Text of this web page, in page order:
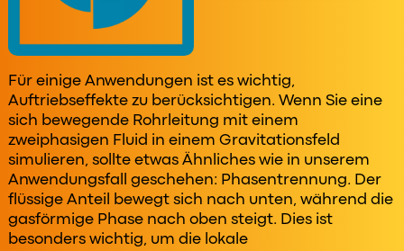
Für einige Anwendungen ist es wichtig,
Auftriebseffekte zu berücksichtigen. Wenn Sie eine
sich bewegende Rohrleitung mit einem
zweiphasigen Fluid in einem Gravitationsfeld
simulieren, sollte etwas Ähnliches wie in unserem
Anwendungsfall geschehen: Phasentrennung. Der
flüssige Anteil bewegt sich nach unten, während die
gasförmige Phase nach oben steigt. Dies ist
besonders wichtig, um die lokale